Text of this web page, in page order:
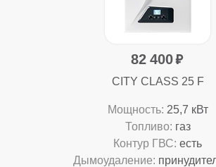
82 400
CITY CLASS 25 F
Мощность: 25,7 кВт
Топливо: газ
Контур ГВС: есть
Дымоудаление: